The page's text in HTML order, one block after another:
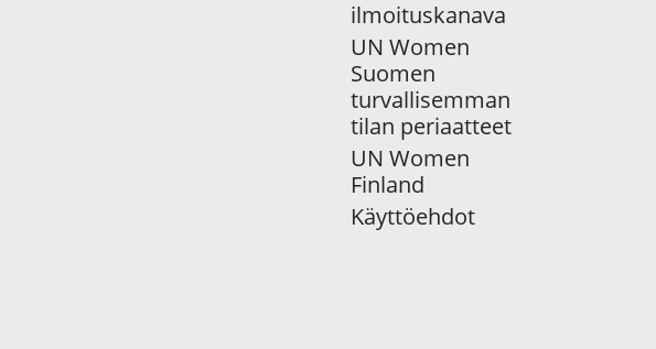
ilmoituskanava
UN Women
Suomen
turvallisemman
tilan periaatteet
UN Women
Finland
Käyttöehdot